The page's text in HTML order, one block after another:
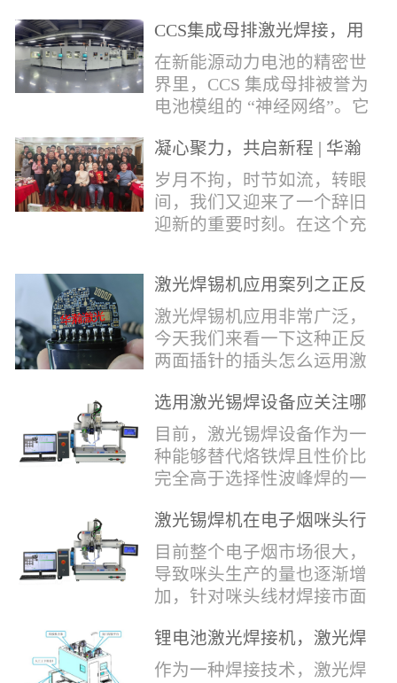
方位解决精密电子量产焊接
痛点。预制锡环焊接工艺预
制锡环焊接工艺，核心优势
明显：1.锡料定量可控：锡
环设备提前卷绕/挤压成型，
每一枚锡环锡含量标准化，
激光一次性熔融，焊点大
小、锡厚高度统一...
和，全员火力全开，全力奔
赴交付节点，用硬核产能响
应市场需求，用严苛品质回
馈每一份客户信任。市场认
的技术、高效智能的生产优
势与零缺陷的品控标准，我
们的CCS激光焊接机持续斩
获大量订单，近两月产能全
开、排期紧凑，生产线有序
整机调试、性能检测到成品
CCS集成母排激光焊接，用
微米级工艺守护新能源电池
生命线
在新能源动力电池的精密世
界里，CCS 集成母排被誉为
电池模组的 “神经网络”。它
电，更承载着电压、温度信
号的实时采集，是连接电芯
与BMS电池管理系统的关键
桥梁。而连接这一切的，正
领域十余载，没有华丽的措
辞，只有最朴实的工艺呈
现，为客户解决实实在在的
落地生产难题。决定电池安
全的“微米关卡”随着新能源
汽车与储能市场爆发式增
凝心聚力，共启新程 | 华瀚
激光年度盛典
岁月不拘，时节如流，转眼
间，我们又迎来了一个辞旧
迎新的重要时刻。在这个充
堂，共同回顾了过去一年的
奋斗与辉煌，分享了成功的
喜悦，并对新的一年充满了
无限憧憬。回望过去，铭记
经理尹建中先生发表了振奋
人心的讲话。他首先对全体
员工在过去一年中的辛勤付
出和卓越贡献表示了最衷心
的感谢，并全面回顾了公司
在过去一年里取得的各项成
激光焊锡机应用案列之正反
两面插针焊接
激光焊锡机应用非常广泛，
今天我们来看一下这种正反
两面插针的插头怎么运用激
反两面都有插针的插头，其
焊接的方式还是有一定的难
点的，第一回流焊和自动烙
铁焊都不合适，因为对面一
会烫伤，在加上有干涉，烙
铁头不方便下去，目前在大
多数情况只能采用人工焊
接，目前人工成本贵，流动
性大，焊接的品质也难保
证。 但采用激光...
选用激光锡焊设备应关注哪
些方面
目前，激光锡焊设备作为一
种能够替代烙铁焊且性价比
完全高于选择性波峰焊的一
来越多的企业关注与使用，
那么在选择激光锡焊设备方
面应该关注哪几点哪？
其一，激光锡焊接设备上
动力核心部件，激光器肯定
是锡焊接设备最至关重要的
一环。目前作为激光锡焊接
激光锡焊机在电子烟咪头行
业的应用
目前整个电子烟市场很大，
导致咪头生产的量也逐渐增
加，针对咪头线材焊接市面
统烙铁焊接，优势价格便
宜，咪头焊接自动化生产线
锂电池激光焊接机，激光焊
锡机厂家如何选？
作为一种焊接技术，激光焊